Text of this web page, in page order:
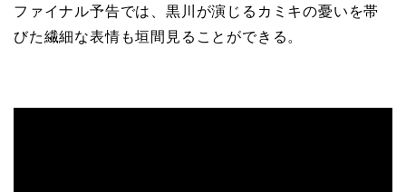
ファイナル予告では、黒川が演じるカミキの憂いを帯
びた繊細な表情も垣間見ることができる。